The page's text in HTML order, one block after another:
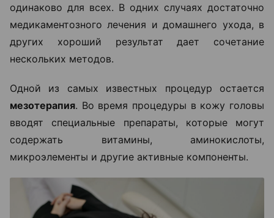
одинаково для всех. В одних случаях достаточно
медикаментозного лечения и домашнего ухода, в
других хороший результат дает сочетание
нескольких методов.
Одной из самых известных процедур остается
мезотерапия. Во время процедуры в кожу головы
вводят специальные препараты, которые могут
содержать витамины, аминокислоты,
микроэлементы и другие активные компоненты.